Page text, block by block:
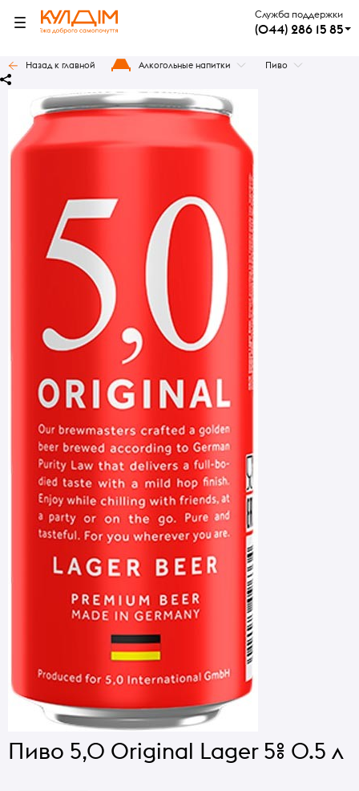
Служба поддержки
(044) 286 15 85
Назад к главной Алкогольные напитки Пиво
Пиво 5,0 Original Lager 5% 0.5 л